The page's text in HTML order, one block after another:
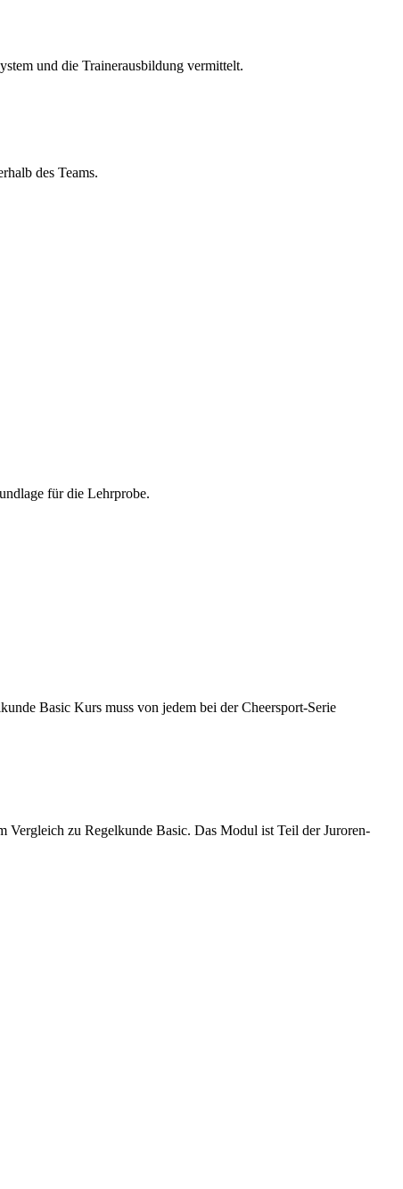
und die Trainerausbildung vermittelt.
des Teams.
für die Lehrprobe.
Basic Kurs muss von jedem bei der Cheersport-Serie
Vergleich zu Regelkunde Basic. Das Modul ist Teil der Juroren-